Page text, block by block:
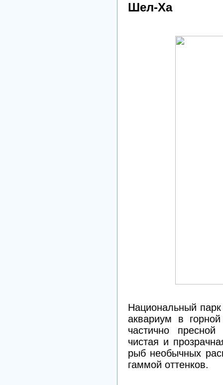
Шел-Ха
Национальный
аквариум в
частично
чистая и
рыб необычных
гаммой оттенков.